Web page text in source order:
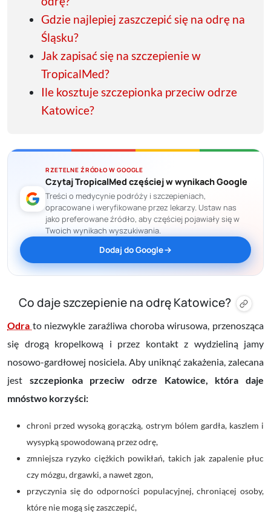
Gdzie najlepiej zaszczepić się na odrę na
Śląsku?
Jak zapisać się na szczepienie w
TropicalMed?
Ile kosztuje szczepionka przeciw odrze
Katowice?
RZETELNE ŹRÓDŁO W GOOGLE
Czytaj TropicalMed częściej w wynikach Google
Treści o medycynie podróży i szczepieniach,
opracowane i weryfikowane przez lekarzy. Ustaw nas
jako preferowane źródło, aby częściej pojawiały się w
Twoich wynikach wyszukiwania.
Dodaj do Google
Co daje szczepienie na odrę Katowice?
Odra to niezwykle zaraźliwa choroba wirusowa, przenosząca
się drogą kropelkową i przez kontakt z wydzieliną jamy
nosowo-gardłowej nosiciela. Aby uniknąć zakażenia, zalecana
jest szczepionka przeciw odrze Katowice, która daje
mnóstwo korzyści:
chroni przed wysoką gorączką, ostrym bólem gardła, kaszlem i
wysypką spowodowaną przez odrę,
zmniejsza ryzyko ciężkich powikłań, takich jak zapalenie płuc
czy mózgu, drgawki, a nawet zgon,
przyczynia się do odporności populacyjnej, chroniącej osoby,
które nie mogą się zaszczepić,